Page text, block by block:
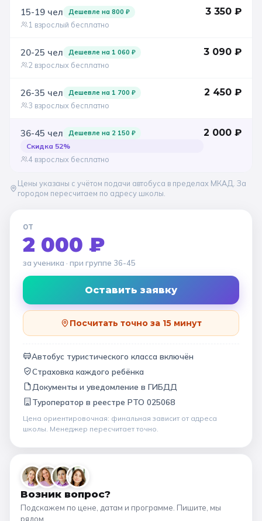
Санкт-Петербург
15-19 чел Дешевле на 800 ₽
1 взрослый бесплатно
3 350 ₽
20-25 чел Дешевле на 1 060 ₽
2 взрослых бесплатно
3 090 ₽
26-35 чел Дешевле на 1 700 ₽
3 взрослых бесплатно
2 450 ₽
36-45 чел
Скидка 52%
Дешевле на 2 150 ₽
4 взрослых бесплатно
2 000 ₽
Цены указаны с учётом подачи автобуса в пределах МКАД. За
городом пересчитаем по адресу школы.
ОТ
2 000 ₽
за ученика · при группе 36-45
Оставить заявку
Посчитать точно за 15 минут
Автобус туристического класса включён
Страховка каждого ребёнка
Документы и уведомление в ГИБДД
Туроператор в реестре РТО 025068
Цена ориентировочная: финальная зависит от адреса
школы . Менеджер пересчитает точно.
Возник вопрос?
Подскажем по цене, датам и программе. Пишите, мы
рядом.